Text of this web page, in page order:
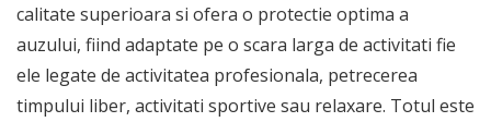
calitate superioara si ofera o protectie optima a
auzului, fiind adaptate pe o scara larga de activitati fie
ele legate de activitatea profesionala, petrecerea
timpului liber, activitati sportive sau relaxare. Totul este